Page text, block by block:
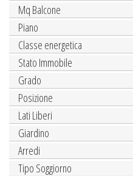
Mq Balcone
Piano
Classe energetica
Stato Immobile
Grado
Posizione
Lati Liberi
Giardino
Arredi
Tipo Soggiorno